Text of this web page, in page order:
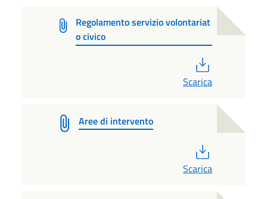
Regolamento servizio volontariat
o civico
Scarica
Aree di intervento
Scarica